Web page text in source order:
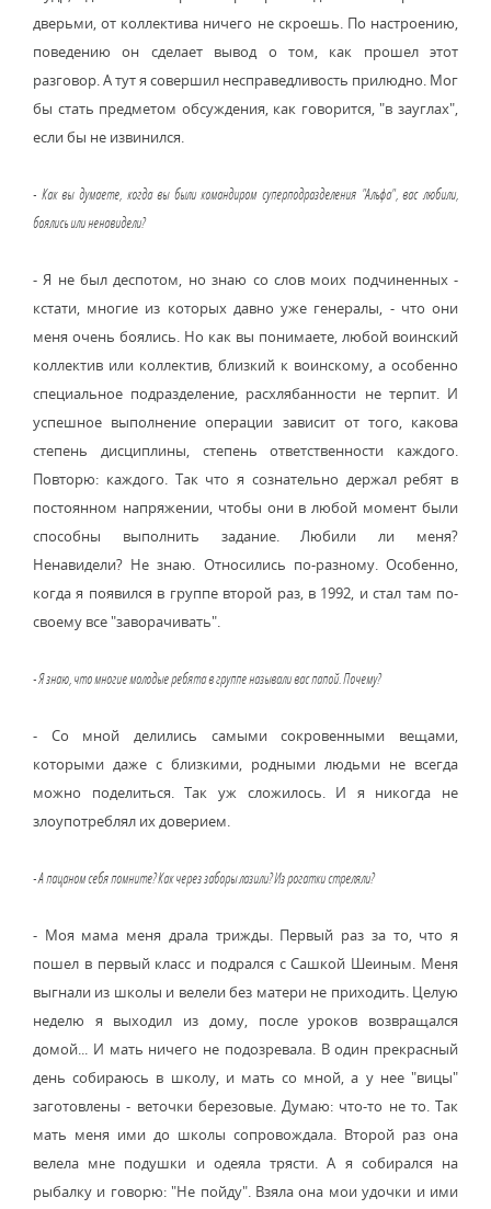
дверьми, от коллектива ничего не скроешь. По настроению,
поведению он сделает вывод о том, как прошел этот
разговор. А тут я совершил несправедливость прилюдно. Мог
бы стать предметом обсуждения, как говорится, "в зауглах",
если бы не извинился.
- Как вы думаете, когда вы были командиром суперподразделения "Альфа", вас любили,
боялись или ненавидели?
- Я не был деспотом, но знаю со слов моих подчиненных -
кстати, многие из которых давно уже генералы, - что они
меня очень боялись. Но как вы понимаете, любой воинский
коллектив или коллектив, близкий к воинскому, а особенно
специальное подразделение, расхлябанности не терпит. И
успешное выполнение операции зависит от того, какова
степень дисциплины, степень ответственности каждого.
Повторю: каждого. Так что я сознательно держал ребят в
постоянном напряжении, чтобы они в любой момент были
способны выполнить задание. Любили ли меня?
Ненавидели? Не знаю. Относились по-разному. Особенно,
когда я появился в группе второй раз, в 1992, и стал там по-
своему все "заворачивать".
- Я знаю, что многие молодые ребята в группе называли вас папой. Почему?
- Со мной делились самыми сокровенными вещами,
которыми даже с близкими, родными людьми не всегда
можно поделиться. Так уж сложилось. И я никогда не
злоупотреблял их доверием.
- А пацаном себя помните? Как через заборы лазили? Из рогатки стреляли?
- Моя мама меня драла трижды. Первый раз за то, что я
пошел в первый класс и подрался с Сашкой Шеиным. Меня
выгнали из школы и велели без матери не приходить. Целую
неделю я выходил из дому, после уроков возвращался
домой... И мать ничего не подозревала. В один прекрасный
день собираюсь в школу, и мать со мной, а у нее "вицы"
заготовлены - веточки березовые. Думаю: что-то не то. Так
мать меня ими до школы сопровождала. Второй раз она
велела мне подушки и одеяла трясти. А я собирался на
рыбалку и говорю: "Не пойду". Взяла она мои удочки и ими